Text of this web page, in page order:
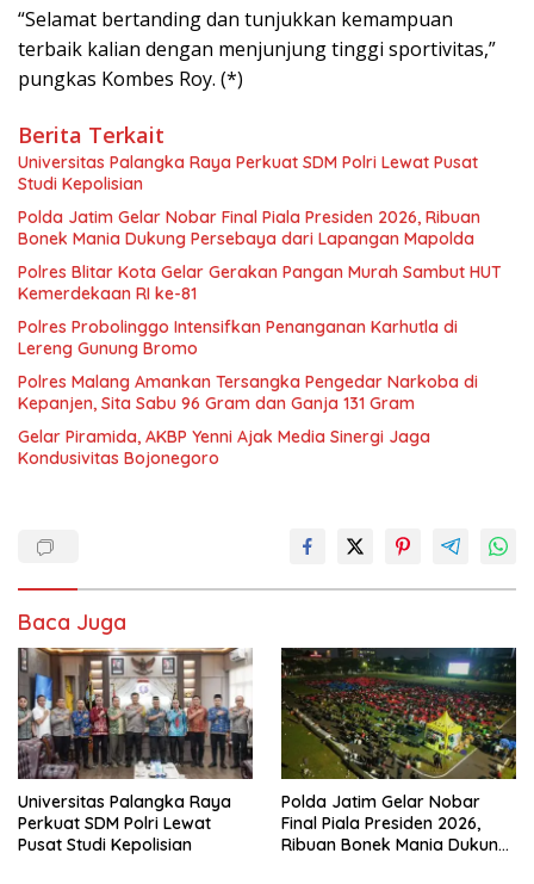
“Selamat bertanding dan tunjukkan kemampuan
terbaik kalian dengan menjunjung tinggi sportivitas,”
pungkas Kombes Roy. (*)
Berita Terkait
Universitas Palangka Raya Perkuat SDM Polri Lewat Pusat
Studi Kepolisian
Polda Jatim Gelar Nobar Final Piala Presiden 2026, Ribuan
Bonek Mania Dukung Persebaya dari Lapangan Mapolda
Polres Blitar Kota Gelar Gerakan Pangan Murah Sambut HUT
Kemerdekaan RI ke-81
Polres Probolinggo Intensifkan Penanganan Karhutla di
Lereng Gunung Bromo
Polres Malang Amankan Tersangka Pengedar Narkoba di
Kepanjen, Sita Sabu 96 Gram dan Ganja 131 Gram
Gelar Piramida, AKBP Yenni Ajak Media Sinergi Jaga
Kondusivitas Bojonegoro
Baca Juga
Universitas Palangka Raya
Perkuat SDM Polri Lewat
Pusat Studi Kepolisian
Polda Jatim Gelar Nobar
Final Piala Presiden 2026,
Ribuan Bonek Mania Dukung